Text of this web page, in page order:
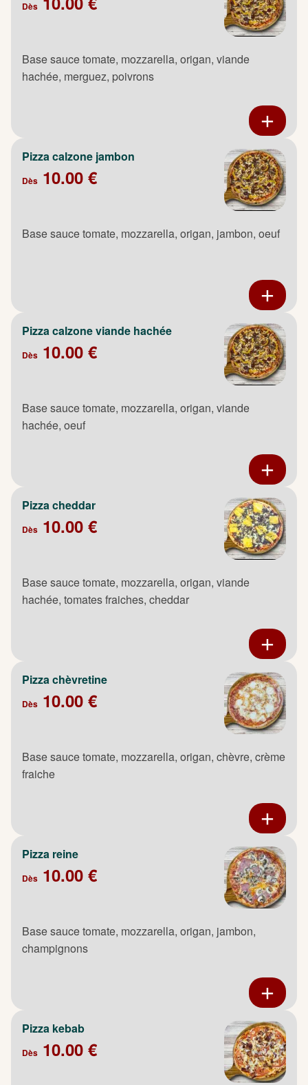
Dès
Base sauce tomate, mozzarella, origan, viande
hachée, merguez, poivrons
Pizza calzone jambon
Dès 10.00 €
Base sauce tomate, mozzarella, origan, jambon, oeuf
Pizza calzone viande hachée
Dès 10.00 €
Base sauce tomate, mozzarella, origan, viande
hachée, oeuf
Pizza cheddar
Dès 10.00 €
Base sauce tomate, mozzarella, origan, viande
hachée, tomates fraiches, cheddar
Pizza chèvretine
Dès 10.00 €
Base sauce tomate, mozzarella, origan, chèvre, crème
fraiche
Pizza reine
Dès 10.00 €
Base sauce tomate, mozzarella, origan, jambon,
champignons
Pizza kebab
Dès 10.00 €